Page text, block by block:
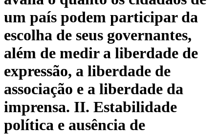
um país podem participar da
escolha de seus governantes,
além de medir a liberdade de
expressão, a liberdade de
associação e a liberdade da
imprensa. II. Estabilidade
política e ausência de